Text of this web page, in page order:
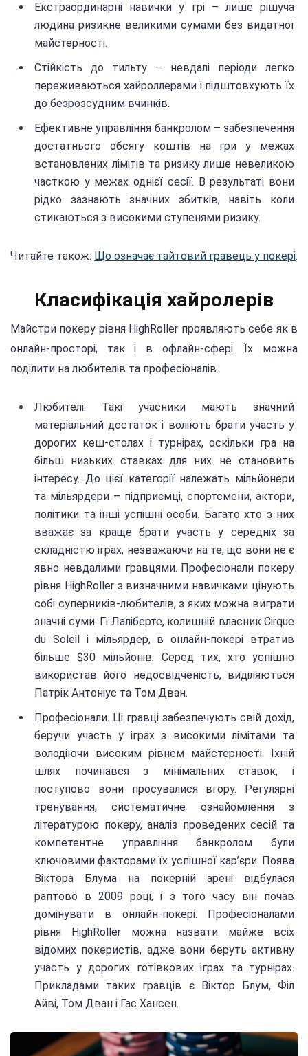
Екстраординарні навички у грі – лише рішуча
людина ризикне великими сумами без видатної
майстерності.
Стійкість до тильту – невдалі періоди легко
переживаються хайроллерами і підштовхують їх
до безрозсудним вчинків.
Ефективне управління банкролом – забезпечення
достатнього обсягу коштів на гри у межах
встановлених лімітів та ризику лише невеликою
часткою у межах однієї сесії. В результаті вони
рідко зазнають значних збитків, навіть коли
стикаються з високими ступенями ризику.
Читайте також: Що означає тайтовий гравець у покері.
Класифікація хайролерів
Майстри покеру рівня HighRoller проявляють себе як в
онлайн-просторі, так і в офлайн-сфері. Їх можна
поділити на любителів та професіоналів.
Любителі. Такі учасники мають значний
матеріальний достаток і воліють брати участь у
дорогих кеш-столах і турнірах, оскільки гра на
більш низьких ставках для них не становить
інтересу. До цієї категорії належать мільйонери
та мільярдери – підприємці, спортсмени, актори,
політики та інші успішні особи. Багато хто з них
вважає за краще брати участь у середніх за
складністю іграх, незважаючи на те, що вони не є
явно невдалими гравцями. Професіонали покеру
рівня HighRoller з визначними навичками цінують
собі суперників-любителів, з яких можна виграти
значні суми. Гі Лаліберте, колишній власник Cirque
du Soleil і мільярдер, в онлайн-покері втратив
більше $30 мільйонів. Серед тих, хто успішно
використав його недосвідченість, виділяються
Патрік Антоніус та Том Дван.
Професіонали. Ці гравці забезпечують свій дохід,
беручи участь у іграх з високими лімітами та
володіючи високим рівнем майстерності. Їхній
шлях починався з мінімальних ставок, і
поступово вони просувалися вгору. Регулярні
тренування, систематичне ознайомлення з
літературою покеру, аналіз проведених сесій та
компетентне управління банкролом були
ключовими факторами їх успішної кар’єри. Поява
Віктора Блума на покерній арені відбулася
раптово в 2009 році, і з того часу він почав
домінувати в онлайн-покері. Професіоналами
рівня HighRoller можна назвати майже всіх
відомих покеристів, адже вони беруть активну
участь у дорогих готівкових іграх та турнірах.
Прикладами таких гравців є Віктор Блум, Філ
Айві, Том Дван і Гас Хансен.